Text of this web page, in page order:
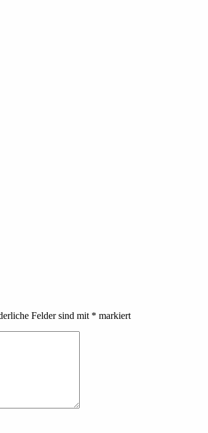
Felder sind mit * markiert